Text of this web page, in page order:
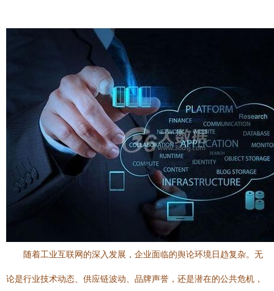
随着工业互联网的深入发展，企业面临的舆论环境日趋复杂。无
论是行业技术动态、供应链波动、品牌声誉，还是潜在的公共危机，